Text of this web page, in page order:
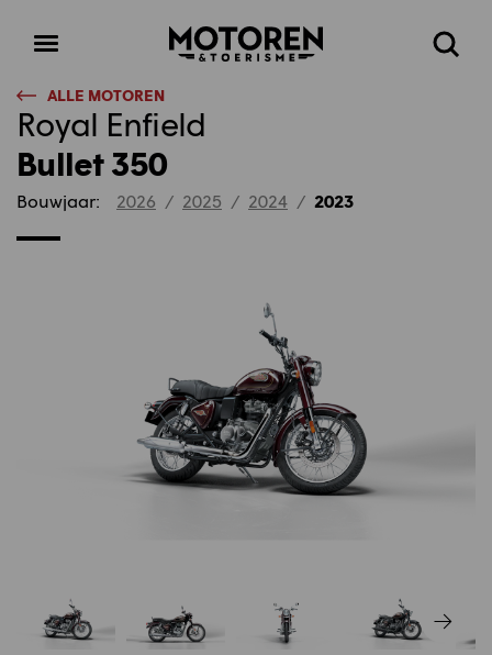
Open
Homepage Zoeken
ALLE MOTOREN
Royal Enfield
Bullet 350
Bouwjaar: 2026 / 2025 / 2024 / 2023